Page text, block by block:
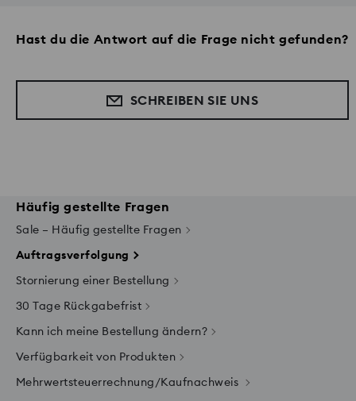
Hast du die Antwort auf die Frage nicht gefunden?
SCHREIBEN SIE UNS
Häufig gestellte Fragen
Sale – Häufig gestellte Fragen
Auftragsverfolgung
Stornierung einer Bestellung
30 Tage Rückgabefrist
Kann ich meine Bestellung ändern?
Verfügbarkeit von Produkten
Mehrwertsteuerrechnung/Kaufnachweis